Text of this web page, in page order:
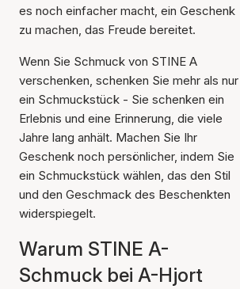
es noch einfacher macht, ein Geschenk
zu machen, das Freude bereitet.
Wenn Sie Schmuck von STINE A
verschenken, schenken Sie mehr als nur
ein Schmuckstück - Sie schenken ein
Erlebnis und eine Erinnerung, die viele
Jahre lang anhält. Machen Sie Ihr
Geschenk noch persönlicher, indem Sie
ein Schmuckstück wählen, das den Stil
und den Geschmack des Beschenkten
widerspiegelt.
Warum STINE A-
Schmuck bei A-Hjort